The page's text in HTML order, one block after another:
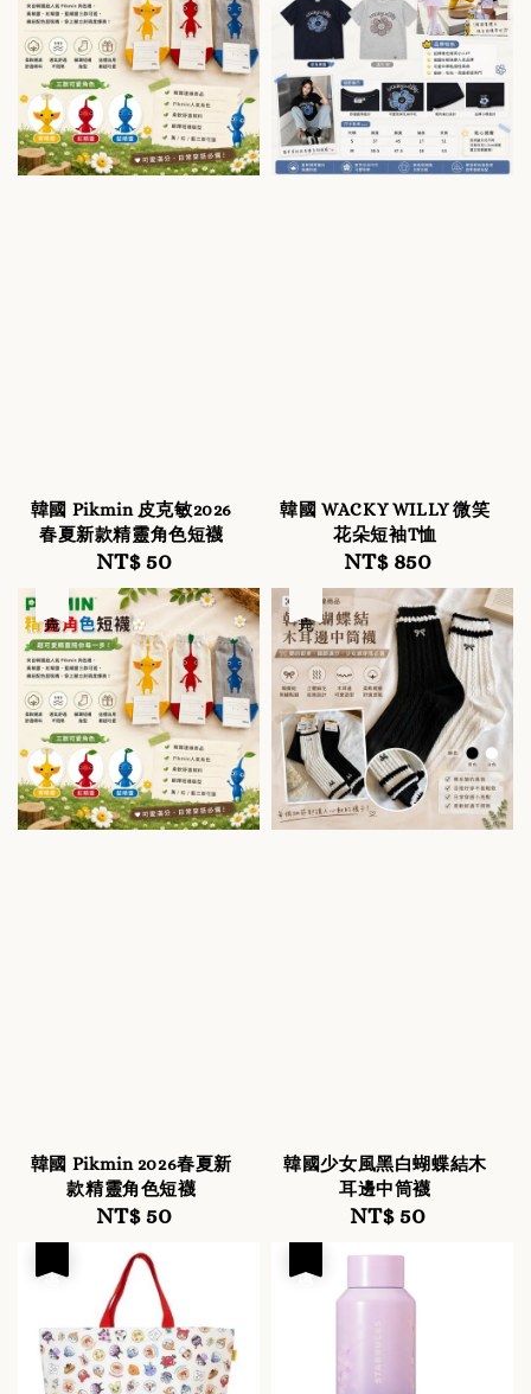
韓國 Pikmin 皮克敏2026
春夏新款精靈角色短襪
Regular
price
NT$ 50
韓國 WACKY WILLY 微笑
花朵短袖T恤
Regular
price
NT$ 850
韓國 Pikmin 2026春夏新
款精靈角色短襪
Regular
NT$ 50
韓國少女風黑白蝴蝶結木
耳邊中筒襪
Regular
NT$ 50